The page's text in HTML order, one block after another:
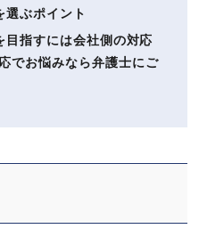
選ぶポイント
指すには会社側の対応
でお悩みなら弁護士にご